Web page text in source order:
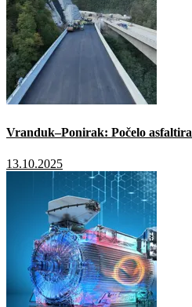
Vranduk–Ponirak: Počelo
13.10.2025